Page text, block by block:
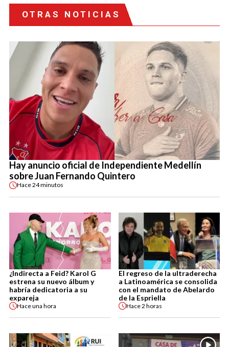
OTRAS NOTICIAS
Hay anuncio oficial de Independiente Medellín
sobre Juan Fernando Quintero
Hace24 minutos
¿Indirecta a Feid? Karol G
estrena su nuevo álbum y
habría dedicatoria a su
expareja
Haceuna hora
El regreso de la ultraderecha
a Latinoamérica se consolida
con el mandato de Abelardo
de la Espriella
Hace2 horas